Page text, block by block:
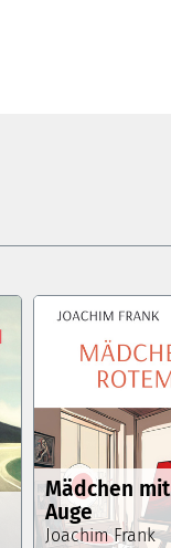
Mädchen
Auge
Joachim Frank